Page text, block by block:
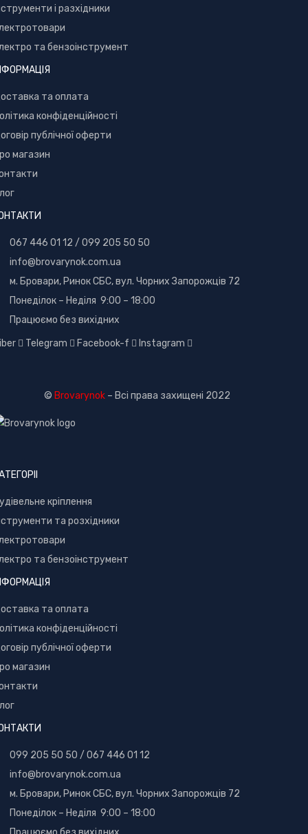
і разхідники
та бензоінструмент
та оплата
конфіденційності
публічної оферти
магазин
067 446 01 12 / 099 205 50 50
info@brovarynok.com.ua
м. Бровари, Ринок СБС, вул. Чорних Запорожців 72
Понеділок – Неділя 9:00 – 18:00
Працюємо без вихідних
Telegram Facebook-f Instagram
© Brovarynok– Всі права захищені 2022
кріплення
та розхідники
та бензоінструмент
та оплата
конфіденційності
публічної оферти
магазин
099 205 50 50 / 067 446 01 12
info@brovarynok.com.ua
м. Бровари, Ринок СБС, вул. Чорних Запорожців 72
Понеділок – Неділя 9:00 – 18:00